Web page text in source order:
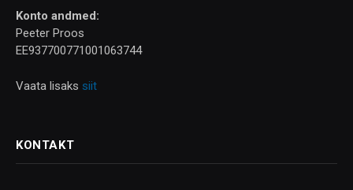
Konto andmed:
Peeter Proos
EE937700771001063744
Vaata lisaks siit
KONTAKT